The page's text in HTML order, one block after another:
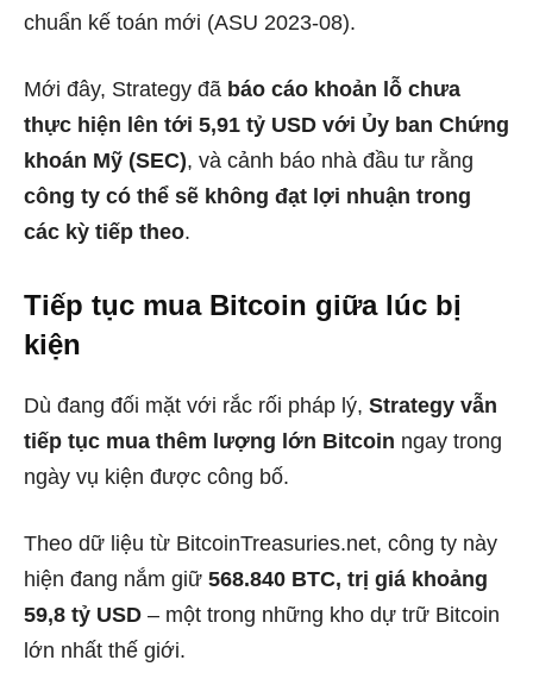
chuẩn kế toán mới (ASU 2023-08).
Mới đây, Strategy đã báo cáo khoản lỗ chưa
thực hiện lên tới 5,91 tỷ USD với Ủy ban Chứng
khoán Mỹ (SEC), và cảnh báo nhà đầu tư rằng
công ty có thể sẽ không đạt lợi nhuận trong
các kỳ tiếp theo.
Tiếp tục mua Bitcoin giữa lúc bị
kiện
Dù đang đối mặt với rắc rối pháp lý, Strategy vẫn
tiếp tục mua thêm lượng lớn Bitcoin ngay trong
ngày vụ kiện được công bố.
Theo dữ liệu từ BitcoinTreasuries.net, công ty này
hiện đang nắm giữ 568.840 BTC, trị giá khoảng
59,8 tỷ USD – một trong những kho dự trữ Bitcoin
lớn nhất thế giới.